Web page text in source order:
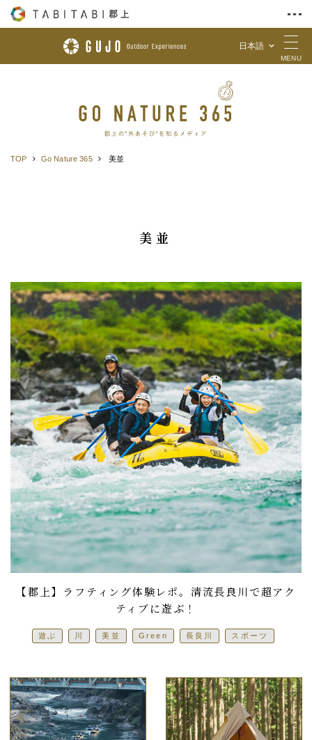
Skip to Content
日本語
MENU
TOP Go Nature 365 美並
美並
【郡上】ラフティング体験レポ。清流長良川で超アク
ティブに遊ぶ！
遊ぶ 川 美並 Green 長良川 スポーツ